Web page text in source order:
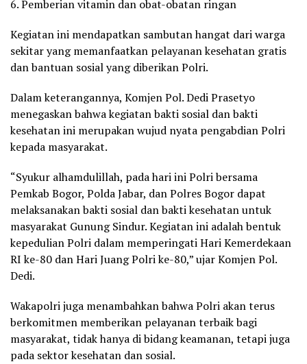
6. Pemberian vitamin dan obat-obatan ringan
Kegiatan ini mendapatkan sambutan hangat dari warga
sekitar yang memanfaatkan pelayanan kesehatan gratis
dan bantuan sosial yang diberikan Polri.
Dalam keterangannya, Komjen Pol. Dedi Prasetyo
menegaskan bahwa kegiatan bakti sosial dan bakti
kesehatan ini merupakan wujud nyata pengabdian Polri
kepada masyarakat.
“Syukur alhamdulillah, pada hari ini Polri bersama
Pemkab Bogor, Polda Jabar, dan Polres Bogor dapat
melaksanakan bakti sosial dan bakti kesehatan untuk
masyarakat Gunung Sindur. Kegiatan ini adalah bentuk
kepedulian Polri dalam memperingati Hari Kemerdekaan
RI ke-80 dan Hari Juang Polri ke-80,” ujar Komjen Pol.
Dedi.
Wakapolri juga menambahkan bahwa Polri akan terus
berkomitmen memberikan pelayanan terbaik bagi
masyarakat, tidak hanya di bidang keamanan, tetapi juga
pada sektor kesehatan dan sosial.